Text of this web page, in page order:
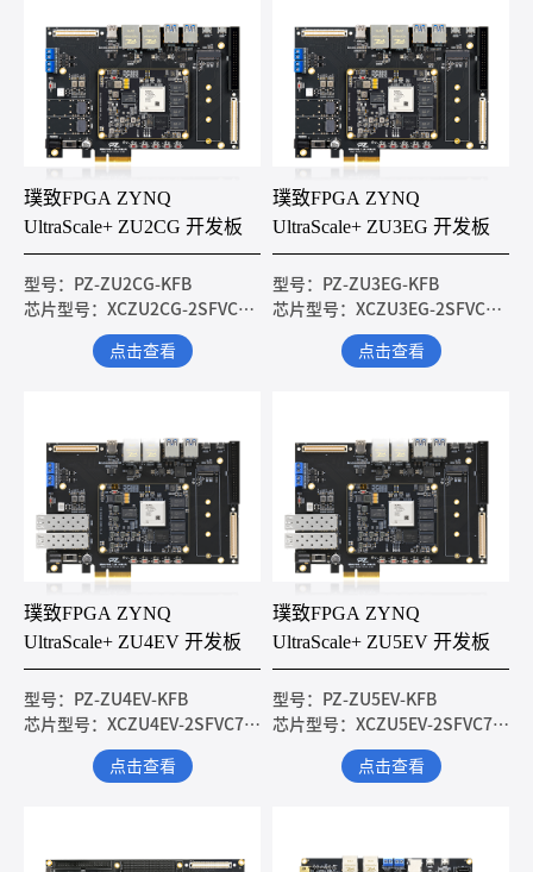
璞致FPGA ZYNQ
UltraScale+ ZU2CG 开发板
型号：PZ-ZU2CG-KFB
芯片型号：XCZU2CG-2SFVC784I
点击查看
璞致FPGA ZYNQ
UltraScale+ ZU3EG 开发板
型号：PZ-ZU3EG-KFB
芯片型号：XCZU3EG-2SFVC784I
点击查看
璞致FPGA ZYNQ
UltraScale+ ZU4EV 开发板
型号：PZ-ZU4EV-KFB
芯片型号：XCZU4EV-2SFVC784I
点击查看
璞致FPGA ZYNQ
UltraScale+ ZU5EV 开发板
型号：PZ-ZU5EV-KFB
芯片型号：XCZU5EV-2SFVC784I
点击查看